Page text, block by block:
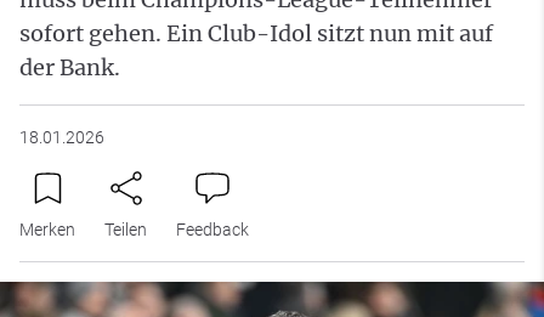
sofort gehen. Ein Club-Idol sitzt nun mit auf
der Bank.
18.01.2026
Merken Teilen Feedback